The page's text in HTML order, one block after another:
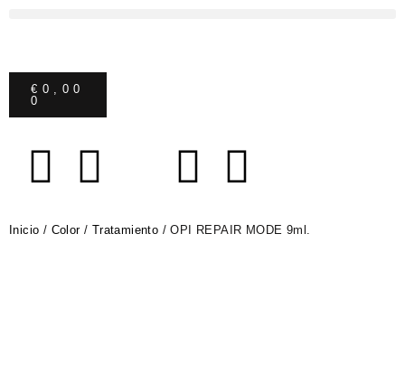
€ 0,00
0
Inicio / Color/ Tratamiento / OPI REPAIR MODE 9ml.